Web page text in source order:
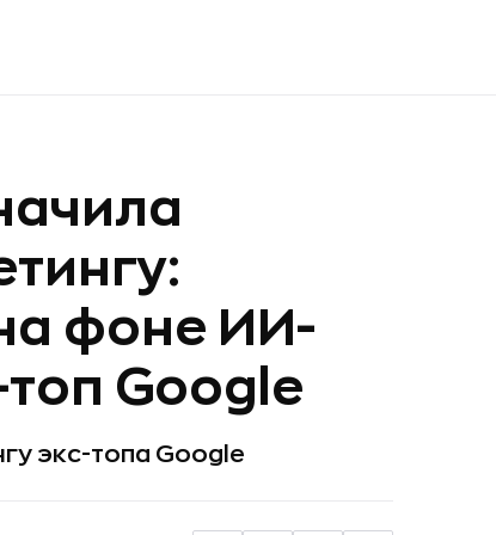
фоне ИИ-
Google
экс-топа Google